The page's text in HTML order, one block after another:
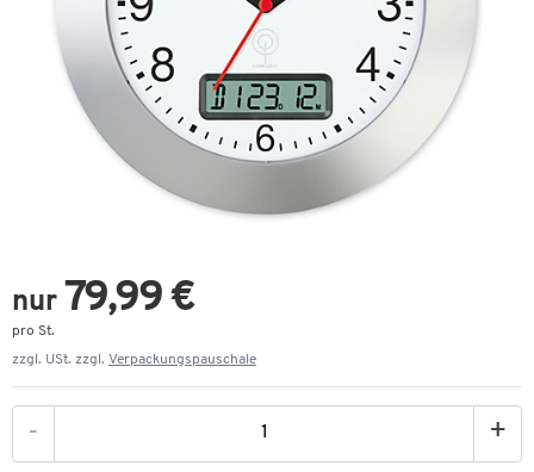
nur 79,99 €
pro St.
zzgl. USt. zzgl. Verpackungspauschale
- +